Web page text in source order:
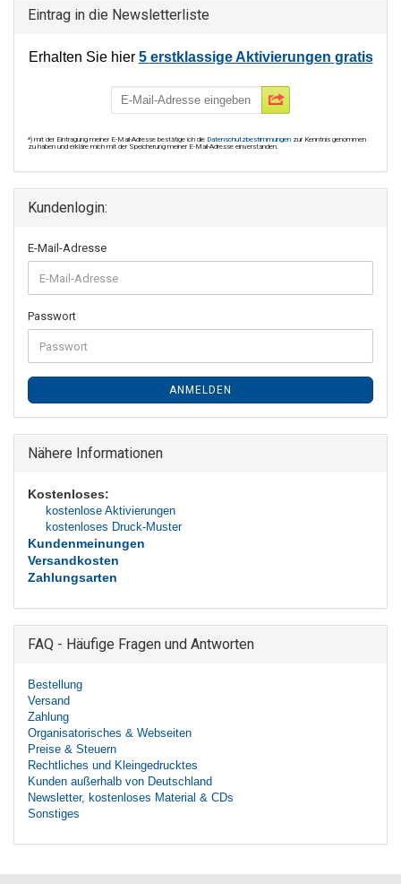
Eintrag in die Newsletterliste
Erhalten Sie hier 5 erstklassige Aktivierungen gratis
*) mit der Eintragung meiner E-Mail-Adresse bestätige ich die Datenschutzbestimmungen zur Kenntnis genommen
zu haben und erkläre mich mit der Speicherung meiner E-Mail-Adresse einverstanden.
Kundenlogin:
E-Mail-Adresse
Passwort
ANMELDEN
Nähere Informationen
Kostenloses:
kostenlose Aktivierungen
kostenloses Druck-Muster
Kundenmeinungen
Versandkosten
Zahlungsarten
FAQ - Häufige Fragen und Antworten
Bestellung
Versand
Zahlung
Organisatorisches & Webseiten
Preise & Steuern
Rechtliches und Kleingedrucktes
Kunden außerhalb von Deutschland
Newsletter, kostenloses Material & CDs
Sonstiges